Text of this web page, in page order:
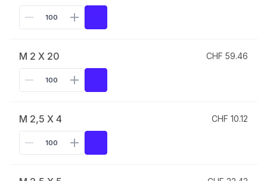
M 2 X 20 CHF 59.46
M 2,5 X 4 CHF 10.12